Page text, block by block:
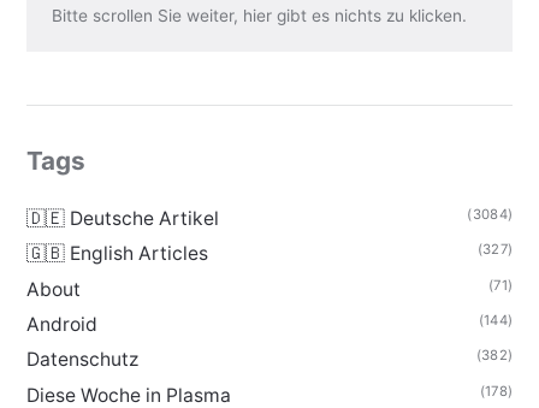
Bitte scrollen Sie weiter, hier gibt es nichts zu klicken.
Tags
🇩🇪 Deutsche Artikel (3084)
🇬🇧 English Articles (327)
About (71)
Android (144)
Datenschutz (382)
Diese Woche in Plasma (178)